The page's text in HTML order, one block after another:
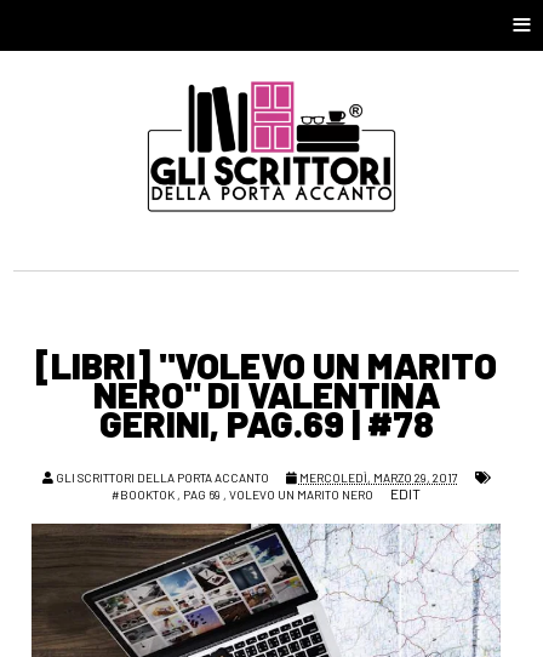
≡
[LIBRI] "VOLEVO UN MARITO
NERO" DI VALENTINA
GERINI, PAG.69 | #78
GLI SCRITTORI DELLA PORTA ACCANTO
MERCOLEDÌ, MARZO 29, 2017
#BOOKTOK , PAG 69 ,VOLEVO UN MARITO NERO EDIT